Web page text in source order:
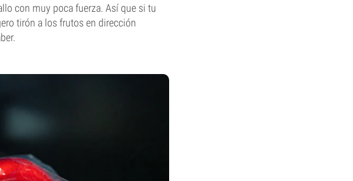
con muy poca fuerza. Así que si tu
tirón a los frutos en dirección